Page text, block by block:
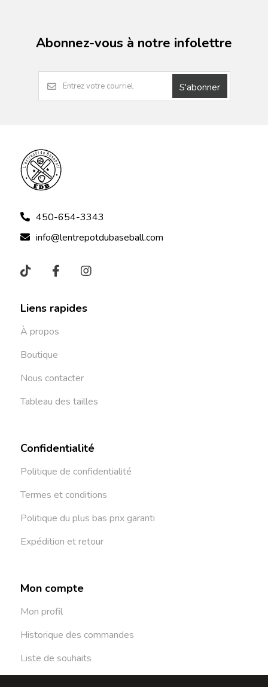
Abonnez-vous à notre infolettre
S'abonner
450-654-3343
info@lentrepotdubaseball.com
Liens rapides
À propos
Boutique
Nous contacter
Tableau des tailles
Confidentialité
Politique de confidentialité
Termes et conditions
Politique du plus bas prix garanti
Expédition et retour
Mon compte
Mon profil
Historique des commandes
Liste de souhaits